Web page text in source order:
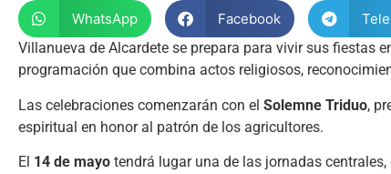
WhatsApp Facebook
Villanueva de Alcardete se prepara para vivir sus fiestas
programación que combina actos religiosos,
Las celebraciones comenzarán con el Solemne Triduo,
espiritual en honor al patrón de los agricultores.
El 14 de mayo tendrá lugar una de las jornadas centrales,